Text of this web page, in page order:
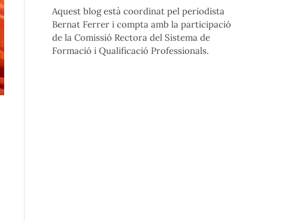
Aquest blog està coordinat pel periodista
Bernat Ferrer i compta amb la participació
de la Comissió Rectora del Sistema de
Formació i Qualificació Professionals.